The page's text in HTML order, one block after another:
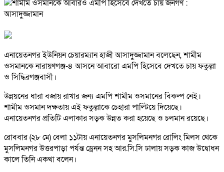
এনায়েতনগর ইউনিয়ন চেয়ারম্যান হাজী আসাদুজ্জামান বলেছেন, শামীম
ওসমানকে নারায়ণগঞ্জ-৪ আসনে আবারো এমপি হিসেবে দেখতে চায় ফতুল্লা
ও সিদ্ধিরগঞ্জবাসী।
উন্নয়নের ধারা বজায় রাখার জন্য এমপি শামীম ওসমানের বিকল্প নেই।
শামীম ওসমান দক্ষতায় এই ফতুল্লাকে চেহারা পাল্টিয়ে দিয়েছে।
এনায়েতনগর প্রতিটি এলাকার সড়ক উন্নত করা হয়েছে ও চলমান রয়েছে।
রোববার (২৮ মে) বেলা ১১টায় এনায়েতনগর মুসলিমনগর রোলিং মিলস থেকে
মুসলিমনগর উত্তরপাড়া পর্যন্ত ড্রেনন সহ আর.সি.সি ঢালায় সড়ক কাজ উদ্বোধন
কালে তিনি একথা বলেন।